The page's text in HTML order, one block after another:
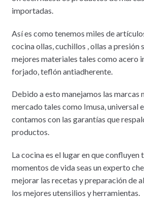
importadas.
Así es como tenemos miles de
cocina ollas, cuchillos , ollas a presión
mejores materiales tales como acero
forjado, teflón antiadherente.
Debido a esto manejamos las marcas
mercado tales como Imusa, universal
contamos con las garantías que
productos.
La cocina es el lugar en que confluyen
momentos de vida seas un experto
mejorar las recetas y preparación de
los mejores utensilios y herramientas.